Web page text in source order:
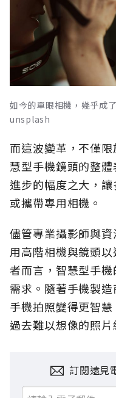
如今的單眼相機，幾乎成
unsplash
而這波變革，不僅
慧型手機鏡頭的整
進步的幅度之大，
或攜帶專用相機。
儘管專業攝影師與
用高階相機與鏡頭
者而言，智慧型手
需求。隨著手機製
手機拍照變得更智
過去難以想像的照片
訂閱遠見